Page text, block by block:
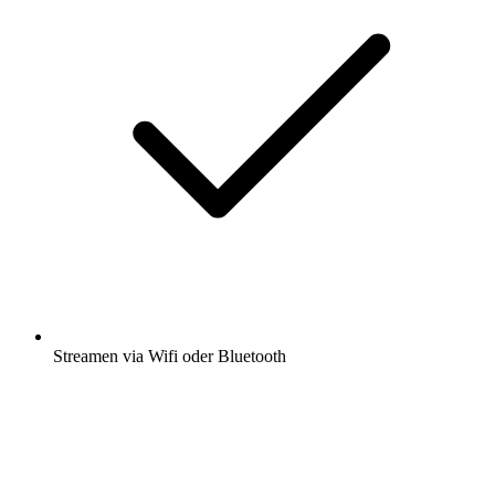
Streamen via Wifi oder Bluetooth